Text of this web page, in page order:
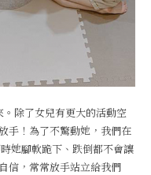
除了女兒有更大的活動空
手！為了不驚動她，我們在
時她腳軟跪下、跌倒都不會讓
信，常常放手站立給我們